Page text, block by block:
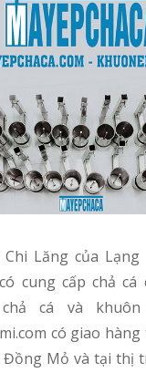
cung cấp chả cá
cá và
có giao
Đồng Mỏ và tại thị